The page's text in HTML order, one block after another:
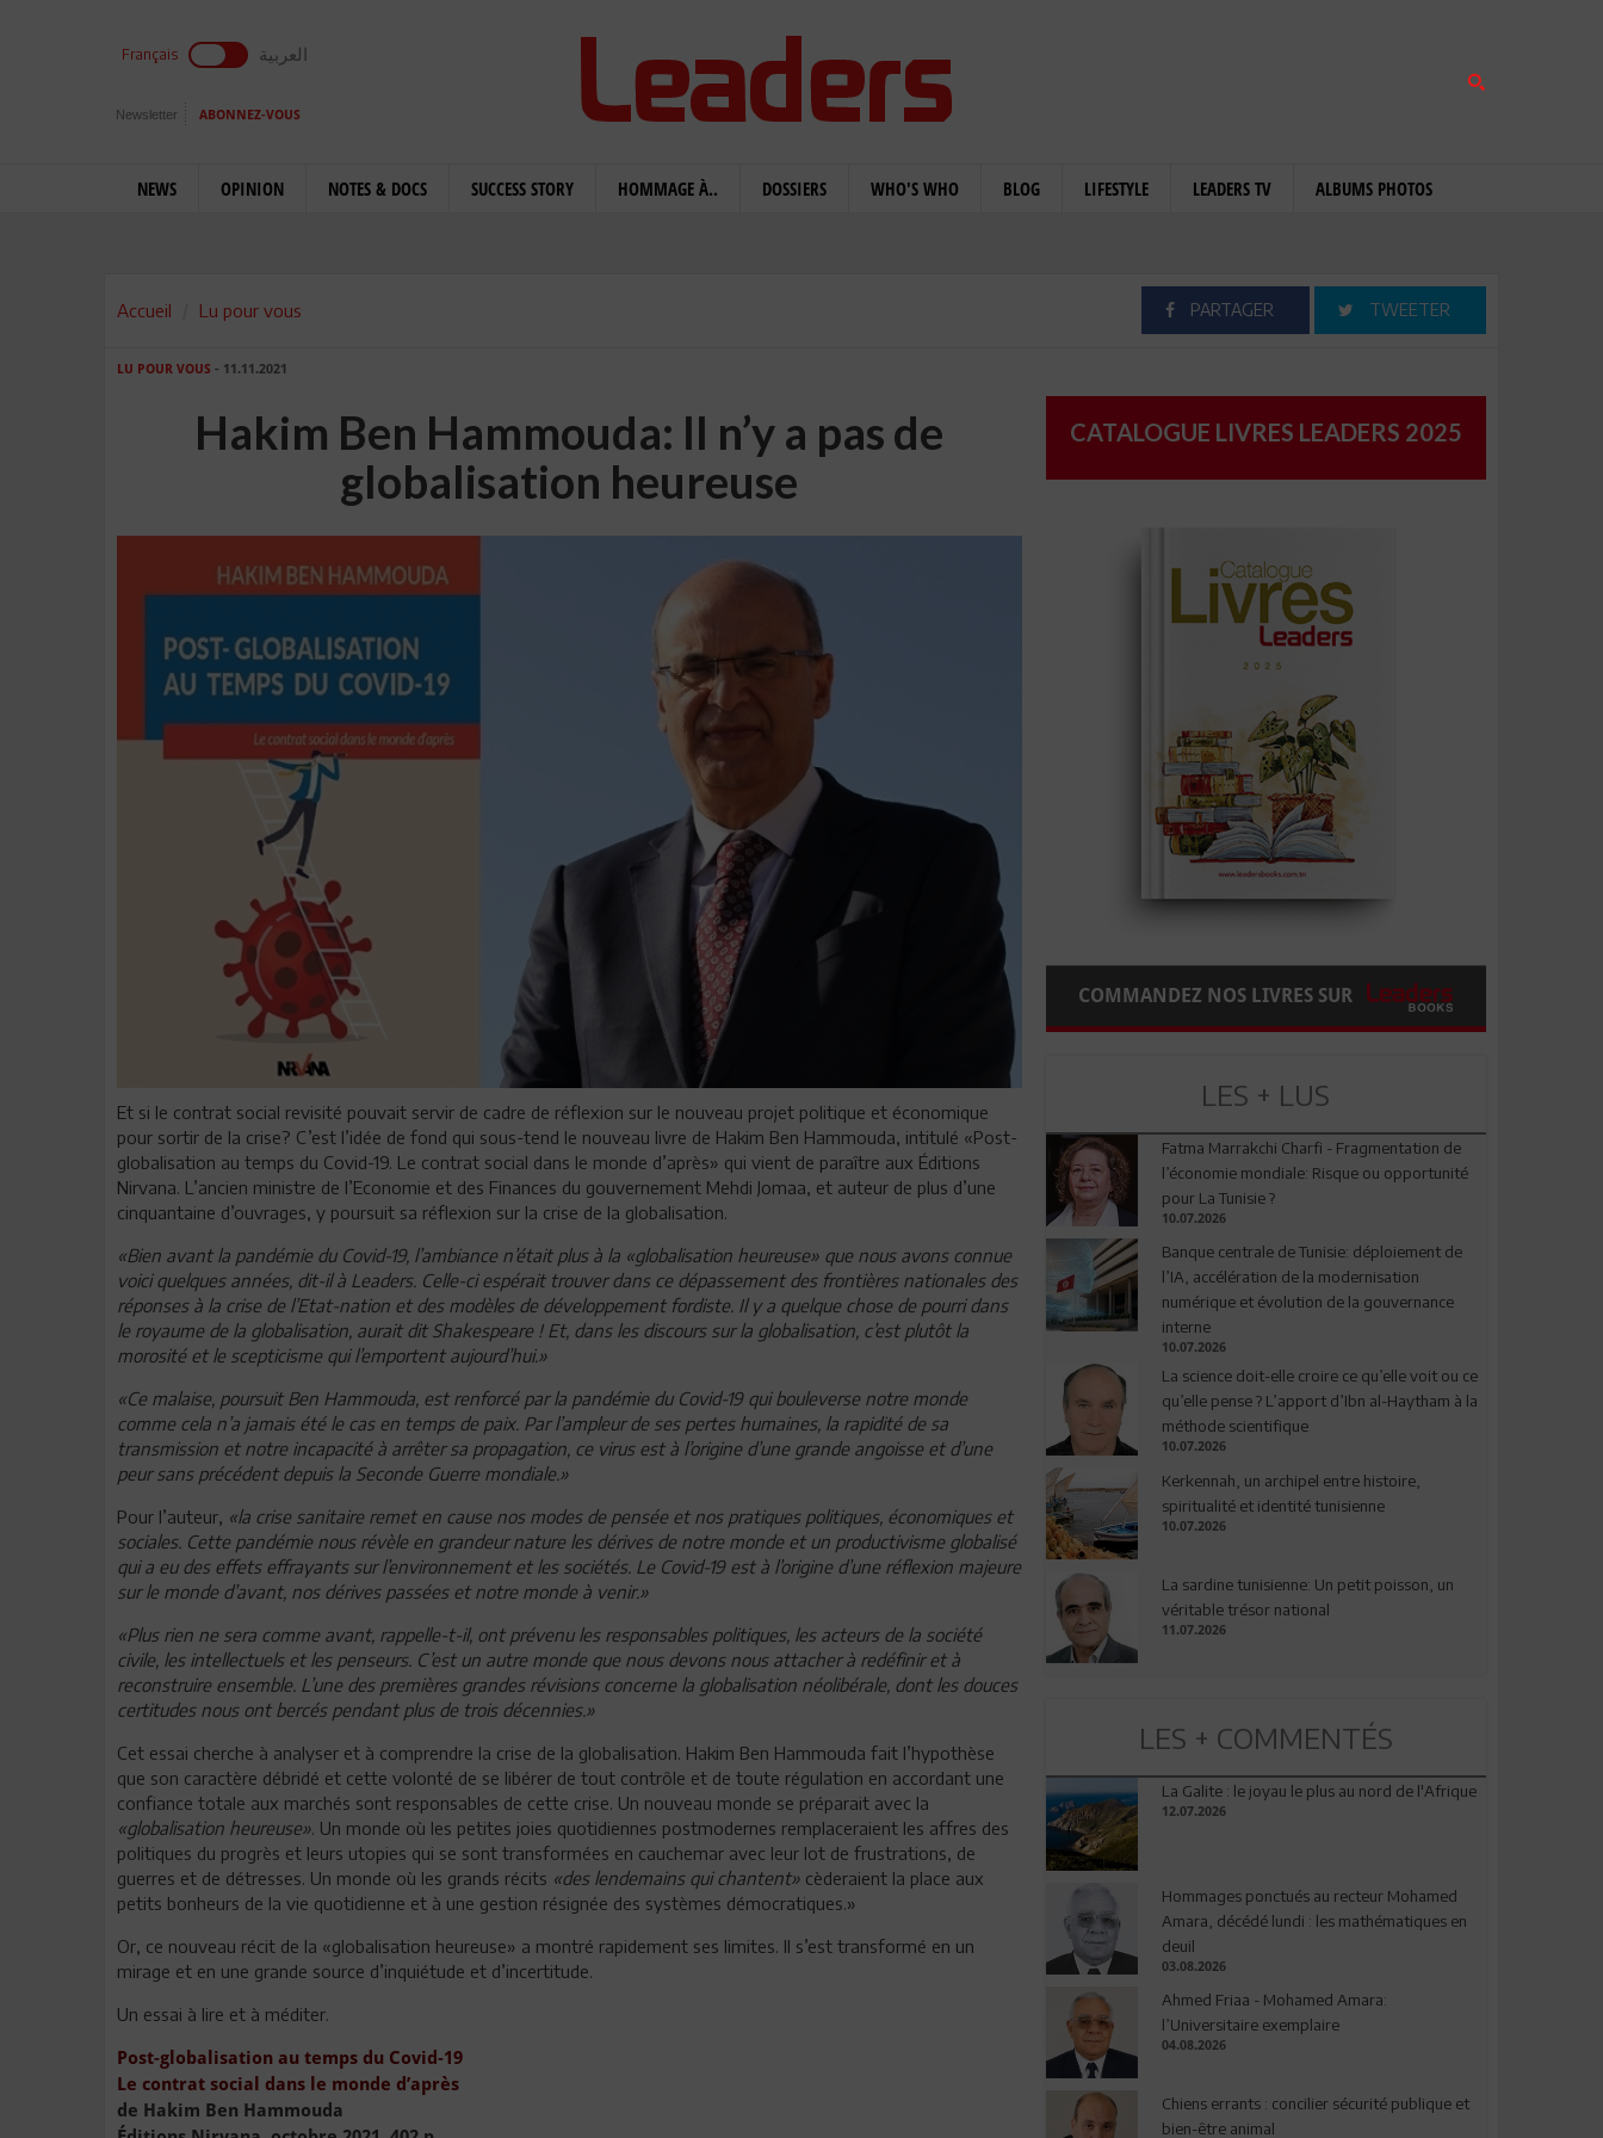
Français العربية
Newsletter ABONNEZ-VOUS
NEWS OPINION NOTES & DOCS SUCCESS STORY HOMMAGE À.. DOSSIERS WHO'S WHO BLOG LIFESTYLE LEADERS TV ALBUMS PHOTOS
Accueil Lu pour vous PARTAGER TWEETER
LU POUR VOUS - 11.11.2021
Hakim Ben Hammouda: Il n’y a pas de
globalisation heureuse
Et si le contrat social revisité pouvait servir de cadre de réflexion sur le nouveau projet politique et économique
pour sortir de la crise? C’est l’idée de fond qui sous-tend le nouveau livre de Hakim Ben Hammouda, intitulé «Post-
globalisation au temps du Covid-19. Le contrat social dans le monde d’après» qui vient de paraître aux Éditions
Nirvana. L’ancien ministre de l’Economie et des Finances du gouvernement Mehdi Jomaa, et auteur de plus d’une
cinquantaine d’ouvrages, y poursuit sa réflexion sur la crise de la globalisation.
«Bien avant la pandémie du Covid-19, l’ambiance n’était plus à la «globalisation heureuse» que nous avons connue
voici quelques années, dit-il à Leaders. Celle-ci espérait trouver dans ce dépassement des frontières nationales des
réponses à la crise de l’Etat-nation et des modèles de développement fordiste. Il y a quelque chose de pourri dans
le royaume de la globalisation, aurait dit Shakespeare ! Et, dans les discours sur la globalisation, c’est plutôt la
morosité et le scepticisme qui l’emportent aujourd’hui.»
«Ce malaise, poursuit Ben Hammouda, est renforcé par la pandémie du Covid-19 qui bouleverse notre monde
comme cela n’a jamais été le cas en temps de paix. Par l’ampleur de ses pertes humaines, la rapidité de sa
transmission et notre incapacité à arrêter sa propagation, ce virus est à l’origine d’une grande angoisse et d’une
peur sans précédent depuis la Seconde Guerre mondiale.»
Pour l’auteur, «la crise sanitaire remet en cause nos modes de pensée et nos pratiques politiques, économiques et
sociales. Cette pandémie nous révèle en grandeur nature les dérives de notre monde et un productivisme globalisé
qui a eu des effets effrayants sur l’environnement et les sociétés. Le Covid-19 est à l’origine d’une réflexion majeure
sur le monde d’avant, nos dérives passées et notre monde à venir.»
«Plus rien ne sera comme avant, rappelle-t-il, ont prévenu les responsables politiques, les acteurs de la société
civile, les intellectuels et les penseurs. C’est un autre monde que nous devons nous attacher à redéfinir et à
reconstruire ensemble. L’une des premières grandes révisions concerne la globalisation néolibérale, dont les douces
certitudes nous ont bercés pendant plus de trois décennies.»
Cet essai cherche à analyser et à comprendre la crise de la globalisation. Hakim Ben Hammouda fait l’hypothèse
que son caractère débridé et cette volonté de se libérer de tout contrôle et de toute régulation en accordant une
confiance totale aux marchés sont responsables de cette crise. Un nouveau monde se préparait avec la
«globalisation heureuse». Un monde où les petites joies quotidiennes postmodernes remplaceraient les affres des
politiques du progrès et leurs utopies qui se sont transformées en cauchemar avec leur lot de frustrations, de
guerres et de détresses. Un monde où les grands récits «des lendemains qui chantent» cèderaient la place aux
petits bonheurs de la vie quotidienne et à une gestion résignée des systèmes démocratiques.»
Or, ce nouveau récit de la «globalisation heureuse» a montré rapidement ses limites. Il s’est transformé en un
mirage et en une grande source d’inquiétude et d’incertitude.
Un essai à lire et à méditer.
Post-globalisation au temps du Covid-19
Le contrat social dans le monde d’après
de Hakim Ben Hammouda
CATALOGUE LIVRES LEADERS 2025
COMMANDEZ NOS LIVRES SUR
LES + LUS
Fatma Marrakchi Charfi - Fragmentation de
l’économie mondiale: Risque ou opportunité
pour La Tunisie ?
10.07.2026
Banque centrale de Tunisie: déploiement de
l’IA, accélération de la modernisation
numérique et évolution de la gouvernance
interne
10.07.2026
La science doit-elle croire ce qu’elle voit ou ce
qu’elle pense ? L’apport d’Ibn al-Haytham à la
méthode scientifique
10.07.2026
Kerkennah, un archipel entre histoire,
spiritualité et identité tunisienne
10.07.2026
La sardine tunisienne: Un petit poisson, un
véritable trésor national
11.07.2026
LES + COMMENTÉS
La Galite : le joyau le plus au nord de l'Afrique
12.07.2026
Hommages ponctués au recteur Mohamed
Amara, décédé lundi : les mathématiques en
deuil
03.08.2026
Ahmed Friaa - Mohamed Amara:
l’Universitaire exemplaire
04.08.2026
Chiens errants : concilier sécurité publique et
bien-être animal